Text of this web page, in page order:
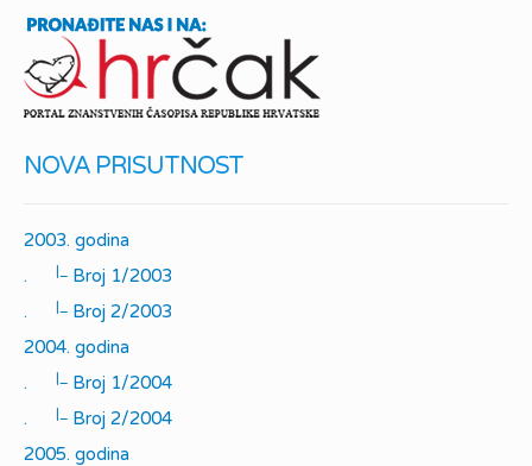
NOVA PRISUTNOST
2003. godina
.
|_
Broj 1/2003
.
|_
Broj 2/2003
2004. godina
.
|_
Broj 1/2004
.
|_
Broj 2/2004
2005. godina